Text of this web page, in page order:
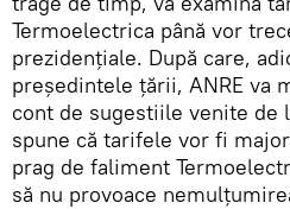
Termoelectrica până vor
prezidențiale. După care,
președintele țării, ANRE va
cont de sugestiile venite de
spune că tarifele vor fi
prag de faliment
să nu provoace